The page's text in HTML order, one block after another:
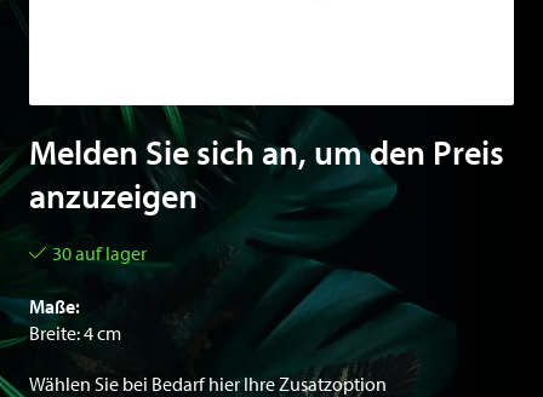
Melden Sie sich an, um den Preis
anzuzeigen
30 auf lager
Maße:
Breite: 4 cm
Wählen Sie bei Bedarf hier Ihre Zusatzoption